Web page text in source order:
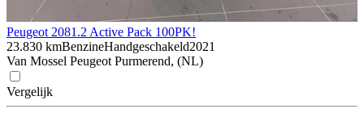
Peugeot 2081.2 Active Pack 100PK!
23.830 kmBenzineHandgeschakeld2021
Van Mossel Peugeot Purmerend, (NL)
Vergelijk